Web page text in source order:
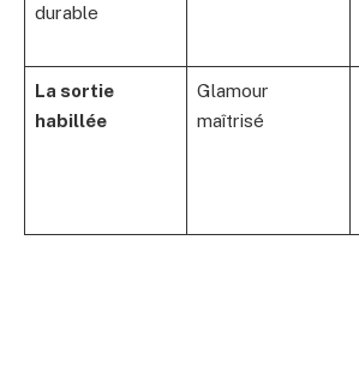
durable
La sortie
habillée
Glamour
maîtrisé